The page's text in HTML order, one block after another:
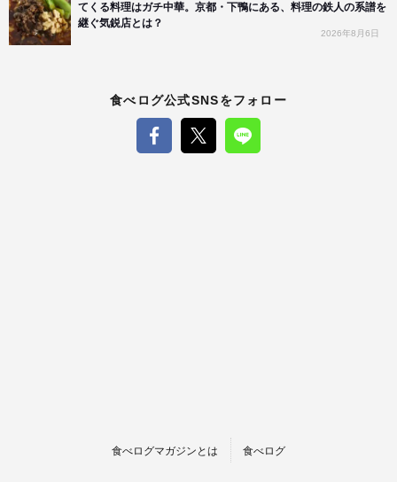
てくる料理はガチ中華。京都・下鴨にある、料理の鉄人の系譜を
継ぐ気鋭店とは？
2026年8月6日
食べログ公式SNSをフォロー
食べログマガジンとは 食べログ